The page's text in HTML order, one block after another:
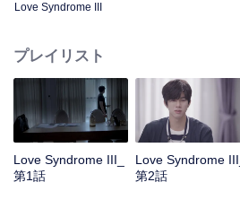
Love Syndrome III
プレイリスト
Love Syndrome III_
第1話
Love Syndrome III_
第2話